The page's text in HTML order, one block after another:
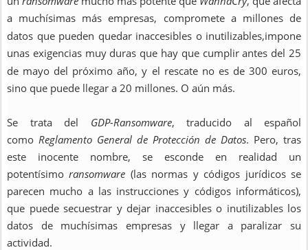
a muchísimas más empresas, compromete a millones de
datos que pueden quedar inaccesibles o inutilizables,impone
unas exigencias muy duras que hay que cumplir antes del 25
de mayo del próximo año, y el rescate no es de 300 euros,
sino que puede llegar a 20 millones. O aún más.
Se trata del GDP-Ransomware, traducido al español
como Reglamento General de Protección de Datos. Pero, tras
este inocente nombre, se esconde en realidad un
potentísimoransomware (las normas y códigos jurídicos se
parecen mucho a las instrucciones y códigos informáticos),
que puede secuestrar y dejar inaccesibles o inutilizables los
datos de muchísimas empresas y llegar a paralizar su
actividad.